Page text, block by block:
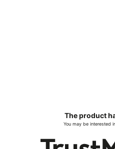
The product
You may be interested